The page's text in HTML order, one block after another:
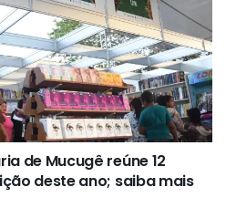
de Mucugê reúne 12
deste ano; saiba mais